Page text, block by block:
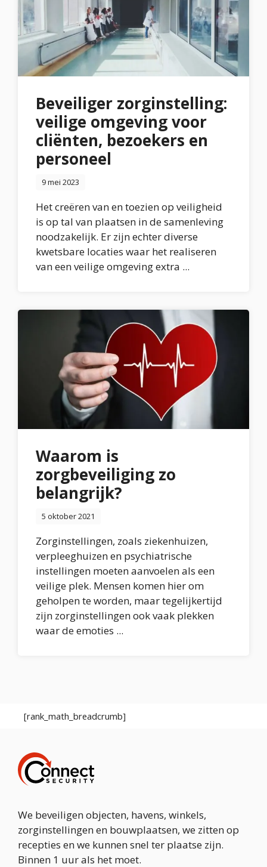
Beveiliger zorginstelling:
veilige omgeving voor
cliënten, bezoekers en
personeel
9 mei 2023
Het creëren van en toezien op veiligheid
is op tal van plaatsen in de samenleving
noodzakelijk. Er zijn echter diverse
kwetsbare locaties waar het realiseren
van een veilige omgeving extra ...
Waarom is
zorgbeveiliging zo
belangrijk?
5 oktober 2021
Zorginstellingen, zoals ziekenhuizen,
verpleeghuizen en psychiatrische
instellingen moeten aanvoelen als een
veilige plek. Mensen komen hier om
geholpen te worden, maar tegelijkertijd
zijn zorginstellingen ook vaak plekken
waar de emoties ...
[rank_math_breadcrumb]
We beveiligen objecten, havens, winkels,
zorginstellingen en bouwplaatsen, we zitten op
recepties en we kunnen snel ter plaatse zijn.
Binnen 1 uur als het moet.